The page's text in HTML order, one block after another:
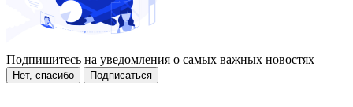
Подпишитесь на уведомления о самых важных новостях
Нет, спасибо Подписаться